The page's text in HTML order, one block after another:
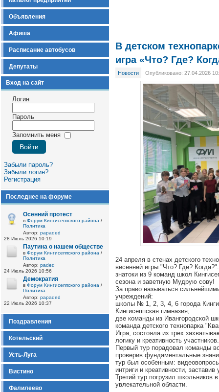
Объявления
Афиша
Расписание автобусов
Депутаты
Вход на сайт
Логин
Пароль
Запомнить меня
Забыли пароль?
Забыли логин?
Регистрация
Последнее на форуме
Осенний протест
в Форум Кингисеппского района /
Политика
Автор: papaded
28 Июль 2026 10:19
Паутина о нашем обществе
в Форум Кингисеппского района /
Политика
Автор: paded
24 Июль 2026 10:56
Демократия
в Форум Кингисеппского района /
Политика
Автор: papaded
22 Июль 2026 10:37
Поздравления
Котельский
Усть-Луга
Вистино
Фалилеево
В детском
игра «Что? Где?
Новости Опубликовано: 27.04.2026
24 апреля в стенах детского
весенней игры "Что? Где?
знатоки из 9 команд школ
сезона и заветную Мудрую сову!
За право называться
учреждений:
школы № 1, 2, 3, 4, 6 города
Кингисеппская гимназия;
две команды из Ивангородской
команда детского технопарка
Игра, состояла из трех
логику и креативность участников.
Первый тур порадовал команды
проверив фундаментальные
тур был особенным:
интриги и креативности,
Третий тур погрузил школьников
увлекательной области.